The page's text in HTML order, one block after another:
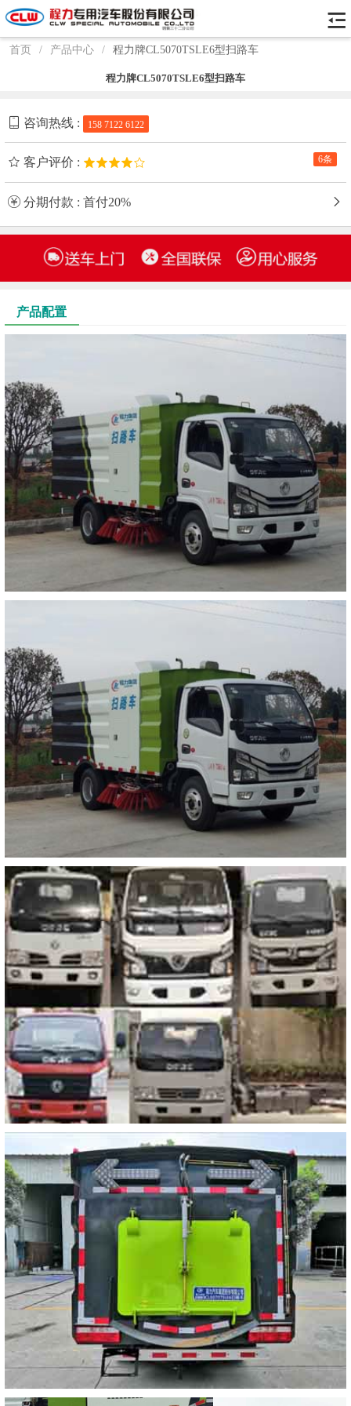
首页 / 产品中心 / 程力牌CL5070TSLE6型扫路车
程力牌CL5070TSLE6型扫路车
咨询热线 : 158 7122 6122
6条
客户评价 :
分期付款 : 首付20%
产品配置